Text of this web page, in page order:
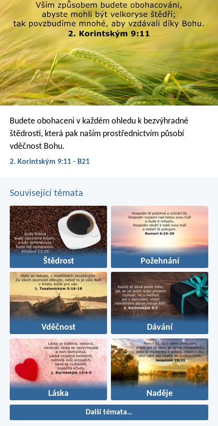
Budete obohaceni v každém ohledu k bezvýhradné
štědrosti, která pak naším prostřednictvím působí
vděčnost Bohu.
2. Korintským 9:11 - B21
Související témata
Štědrost Požehnání
Vděčnost Dávání
Láska Naděje
Další témata…